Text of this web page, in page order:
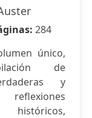
284
único,
de
y
reflexiones